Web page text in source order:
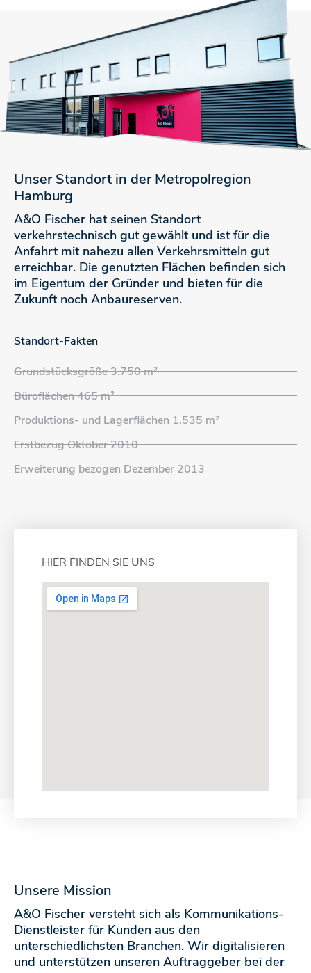
Unser Standort in der Metropolregion
Hamburg
A&O Fischer hat seinen Standort
verkehrstechnisch gut gewählt und ist für die
Anfahrt mit nahezu allen Verkehrsmitteln gut
erreichbar. Die genutzten Flächen befinden sich
im Eigentum der Gründer und bieten für die
Zukunft noch Anbaureserven.
Standort-Fakten
Grundstücksgröße 3.750 m²
Büroflächen 465 m²
Produktions- und Lagerflächen 1.535 m²
Erstbezug Oktober 2010
Erweiterung bezogen Dezember 2013
HIER FINDEN SIE UNS
Unsere Mission
A&O Fischer versteht sich als Kommunikations-
Dienstleister für Kunden aus den
unterschiedlichsten Branchen. Wir digitalisieren
und unterstützen unseren Auftraggeber bei der